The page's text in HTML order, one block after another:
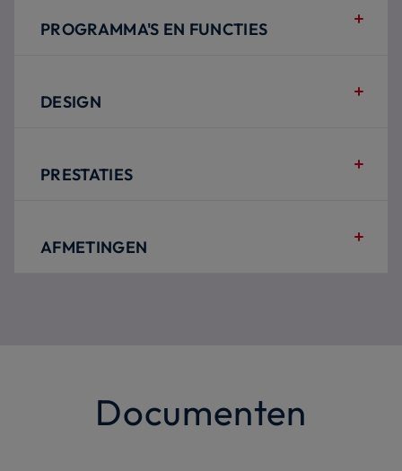
PROGRAMMA'S EN FUNCTIES
DESIGN
PRESTATIES
AFMETINGEN
Documenten